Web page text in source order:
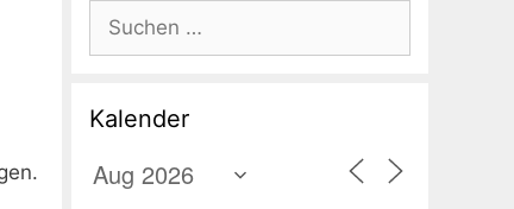
Suchen
nach:
Kalender